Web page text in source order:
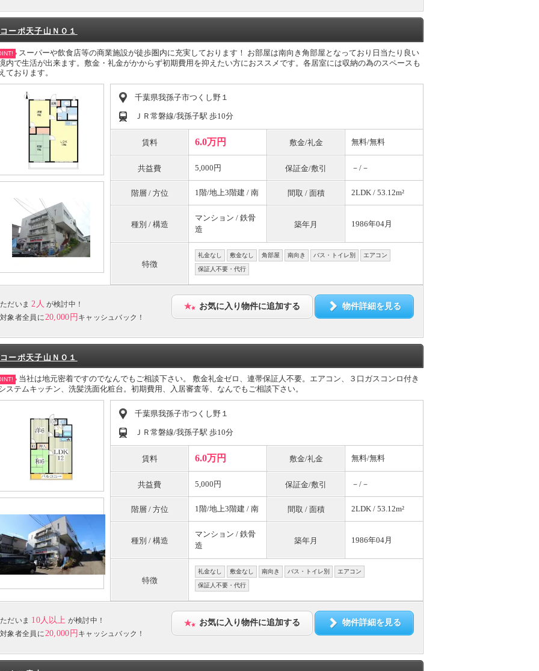
コーポ天子山ＮＯ１
スーパーや飲食店等の商業施設が徒歩圏内に充実しております！ お部屋は南向き角部屋となっており日当たり良い
内で生活が出来ます。敷金・礼金がかからず初期費用を抑えたい方におススメです。各居室には収納の為のスペースも
ております。
千葉県我孫子市つくし野１
ＪＲ常磐線/我孫子駅 歩10分
賃料 6.0万円 敷金/礼金 無料/無料
共益費 5,000円 保証金/敷引 －/－
階層 / 方位 1階/地上3階建 / 南 間取 / 面積 2LDK / 53.12m²
種別 / 構造
マンション / 鉄骨
造
築年月 1986年04月
特徴
礼金なし 敷金なし 角部屋 南向き バス・トイレ別 エアコン
保証人不要・代行
ただいま 2人 が検討中！
対象者全員に 20,000円 キャッシュバック！
お気に入り物件に追加する 物件詳細を見る
コーポ天子山ＮＯ１
当社は地元密着ですのでなんでもご相談下さい。 敷金礼金ゼロ、連帯保証人不要。エアコン、３口ガスコンロ付き
ステムキッチン、洗髪洗面化粧台。初期費用、入居審査等、なんでもご相談下さい。
千葉県我孫子市つくし野１
ＪＲ常磐線/我孫子駅 歩10分
賃料 6.0万円 敷金/礼金 無料/無料
共益費 5,000円 保証金/敷引 －/－
階層 / 方位 1階/地上3階建 / 南 間取 / 面積 2LDK / 53.12m²
種別 / 構造
マンション / 鉄骨
造
築年月 1986年04月
特徴
礼金なし 敷金なし 南向き バス・トイレ別 エアコン
保証人不要・代行
ただいま 10人以上 が検討中！
対象者全員に20,000円 キャッシュバック！
お気に入り物件に追加する 物件詳細を見る